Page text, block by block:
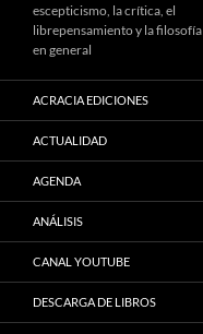
escepticismo, la crítica, el
librepensamiento y la filosofía
en general
ACRACIA EDICIONES
ACTUALIDAD
AGENDA
ANÁLISIS
CANAL YOUTUBE
DESCARGA DE LIBROS